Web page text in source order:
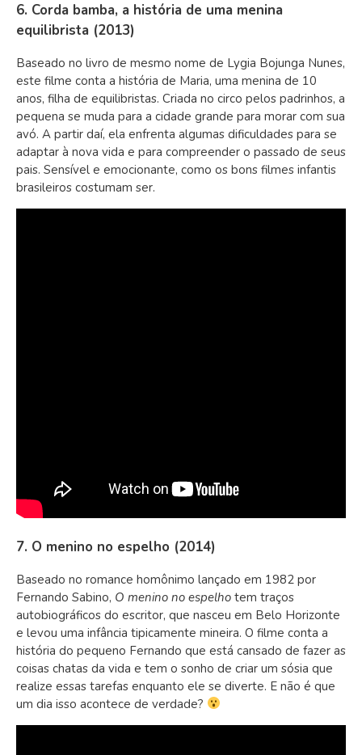
6. Corda bamba, a história de uma menina
equilibrista (2013)
Baseado no livro de mesmo nome de Lygia Bojunga Nunes,
este filme conta a história de Maria, uma menina de 10
anos, filha de equilibristas. Criada no circo pelos padrinhos, a
pequena se muda para a cidade grande para morar com sua
avó. A partir daí, ela enfrenta algumas dificuldades para se
adaptar à nova vida e para compreender o passado de seus
pais. Sensível e emocionante, como os bons filmes infantis
brasileiros costumam ser.
7. O menino no espelho (2014)
Baseado no romance homônimo lançado em 1982 por
Fernando Sabino, O menino no espelho tem traços
autobiográficos do escritor, que nasceu em Belo Horizonte
e levou uma infância tipicamente mineira. O filme conta a
história do pequeno Fernando que está cansado de fazer as
coisas chatas da vida e tem o sonho de criar um sósia que
realize essas tarefas enquanto ele se diverte. E não é que
um dia isso acontece de verdade?